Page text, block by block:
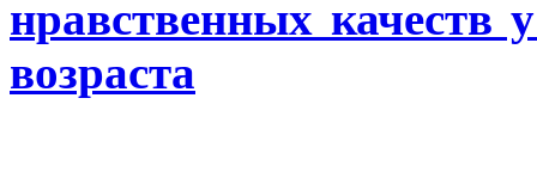
нравственных качеств
возраста